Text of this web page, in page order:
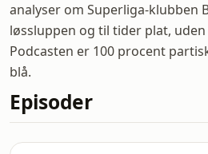
analyser om Superliga-klubben
løssluppen og til tider plat,
Podcasten er 100 procent
blå.
Episoder